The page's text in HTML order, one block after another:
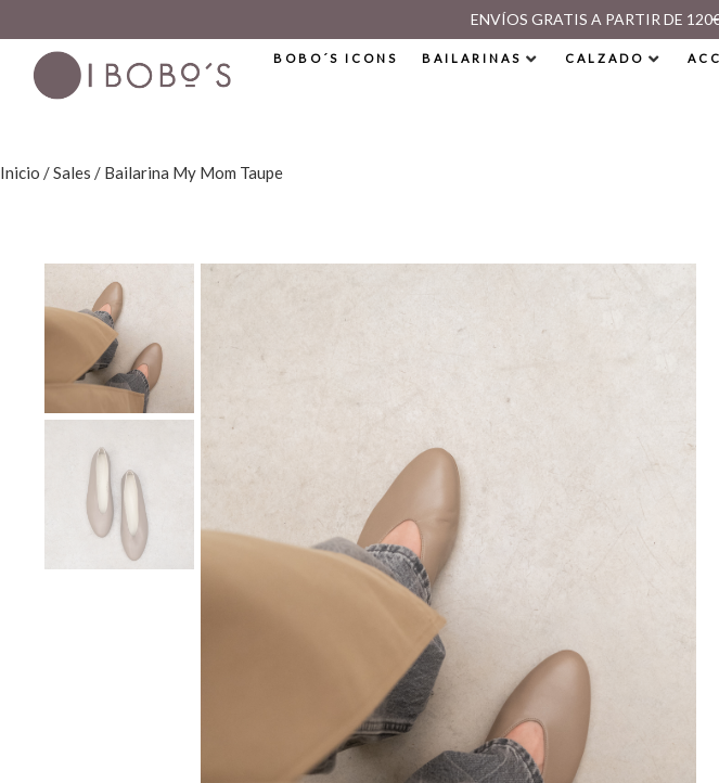
ENVÍOS GRATIS A PARTIR DE
BOBO´S ICONS BAILARINAS CALZADO
Inicio /Sales / Bailarina My Mom Taupe